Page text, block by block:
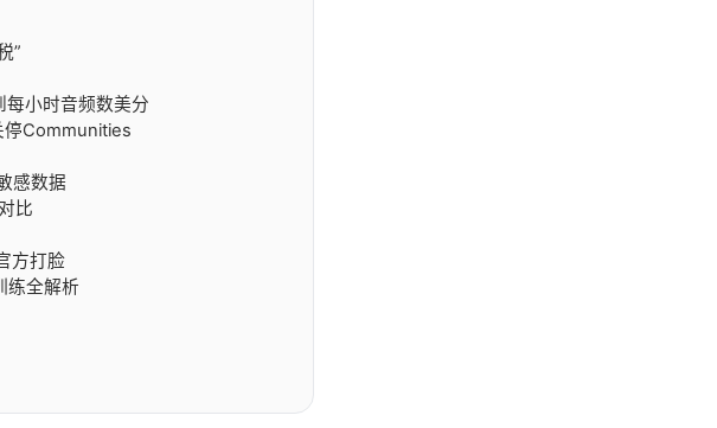
”
小时音频数美分
停Communities
感数据
比
方打脸
练全解析